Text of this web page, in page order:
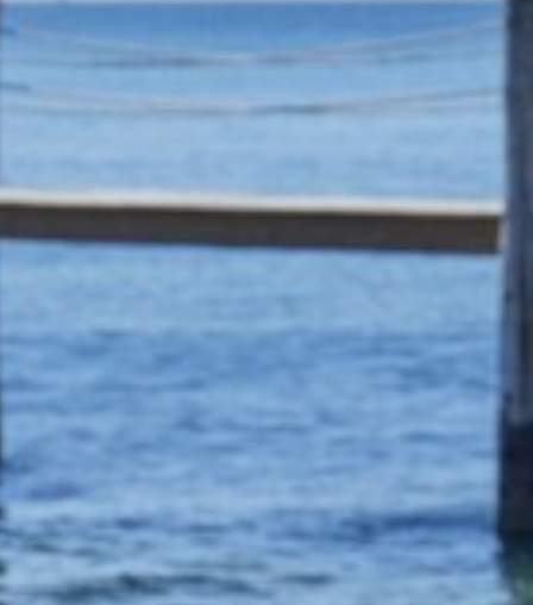
VOTRE OFFICE DE TOURISME
FORMULAIRE DE CONTACT